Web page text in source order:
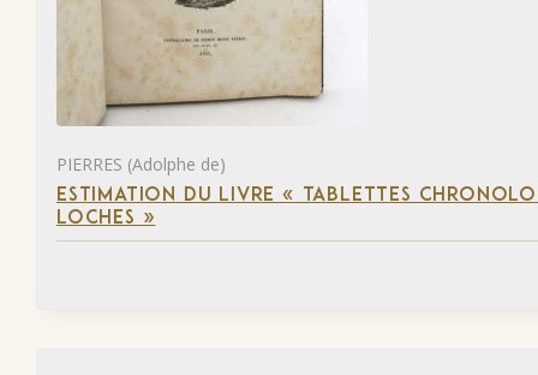
PIERRES (Adolphe de)
ESTIMATION DU LIVRE « TABLETTES
LOCHES »